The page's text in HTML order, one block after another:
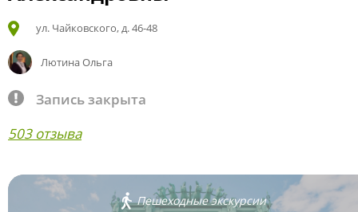
ул. Чайковского, д. 46-48
Лютина Ольга
Запись закрыта
503 отзыва
Пешеходные экскурсии